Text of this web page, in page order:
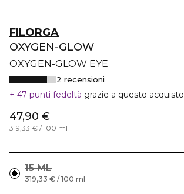
FILORGA
OXYGEN-GLOW
OXYGEN-GLOW EYE
2 recensioni
47 punti fedeltà grazie a questo acquisto
47,90 €
319,33 € / 100 ml
15 ML
319,33 € / 100 ml